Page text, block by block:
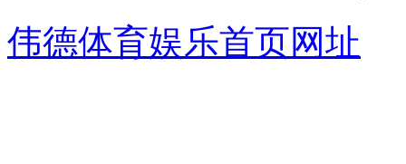
伟德体育娱乐首页网址